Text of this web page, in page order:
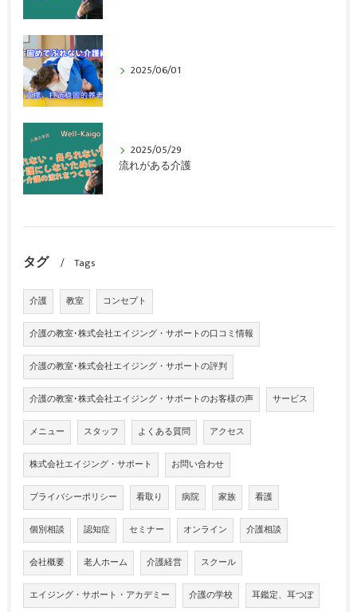
2025/06/01
2025/05/29
流れがある介護
タグ Tags
介護 教室 コンセプト
介護の教室･株式会社エイジング・サポートの口コミ情報
介護の教室･株式会社エイジング・サポートの評判
介護の教室･株式会社エイジング・サポートのお客様の声 サービス
メニュー スタッフ よくある質問 アクセス
株式会社エイジング・サポート お問い合わせ
プライバシーポリシー 看取り 病院 家族 看護
個別相談 認知症 セミナー オンライン 介護相談
会社概要 老人ホーム 介護経営 スクール
エイジング・サポート・アカデミー 介護の学校 耳鑑定、耳つぼ